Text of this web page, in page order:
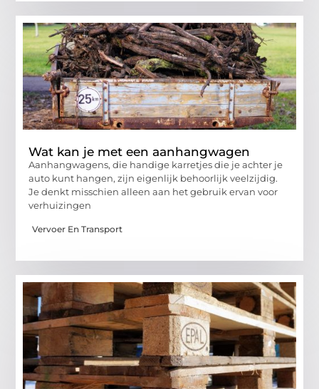
Wat kan je met een aanhangwagen
Aanhangwagens, die handige karretjes die je achter je
auto kunt hangen, zijn eigenlijk behoorlijk veelzijdig.
Je denkt misschien alleen aan het gebruik ervan voor
verhuizingen
Vervoer En Transport